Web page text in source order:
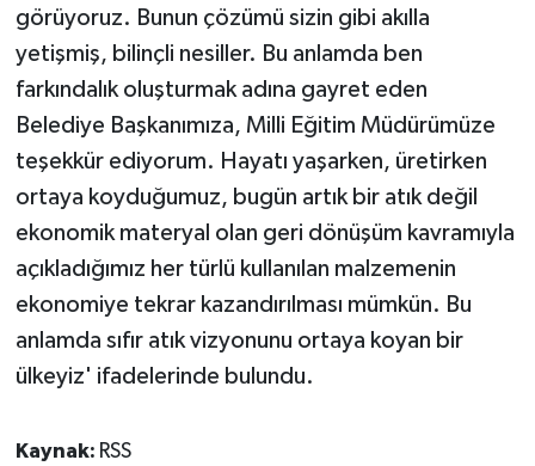
görüyoruz. Bunun çözümü sizin gibi akılla
yetişmiş, bilinçli nesiller. Bu anlamda ben
farkındalık oluşturmak adına gayret eden
Belediye Başkanımıza, Milli Eğitim Müdürümüze
teşekkür ediyorum. Hayatı yaşarken, üretirken
ortaya koyduğumuz, bugün artık bir atık değil
ekonomik materyal olan geri dönüşüm kavramıyla
açıkladığımız her türlü kullanılan malzemenin
ekonomiye tekrar kazandırılması mümkün. Bu
anlamda sıfır atık vizyonunu ortaya koyan bir
ülkeyiz' ifadelerinde bulundu.
Kaynak: RSS